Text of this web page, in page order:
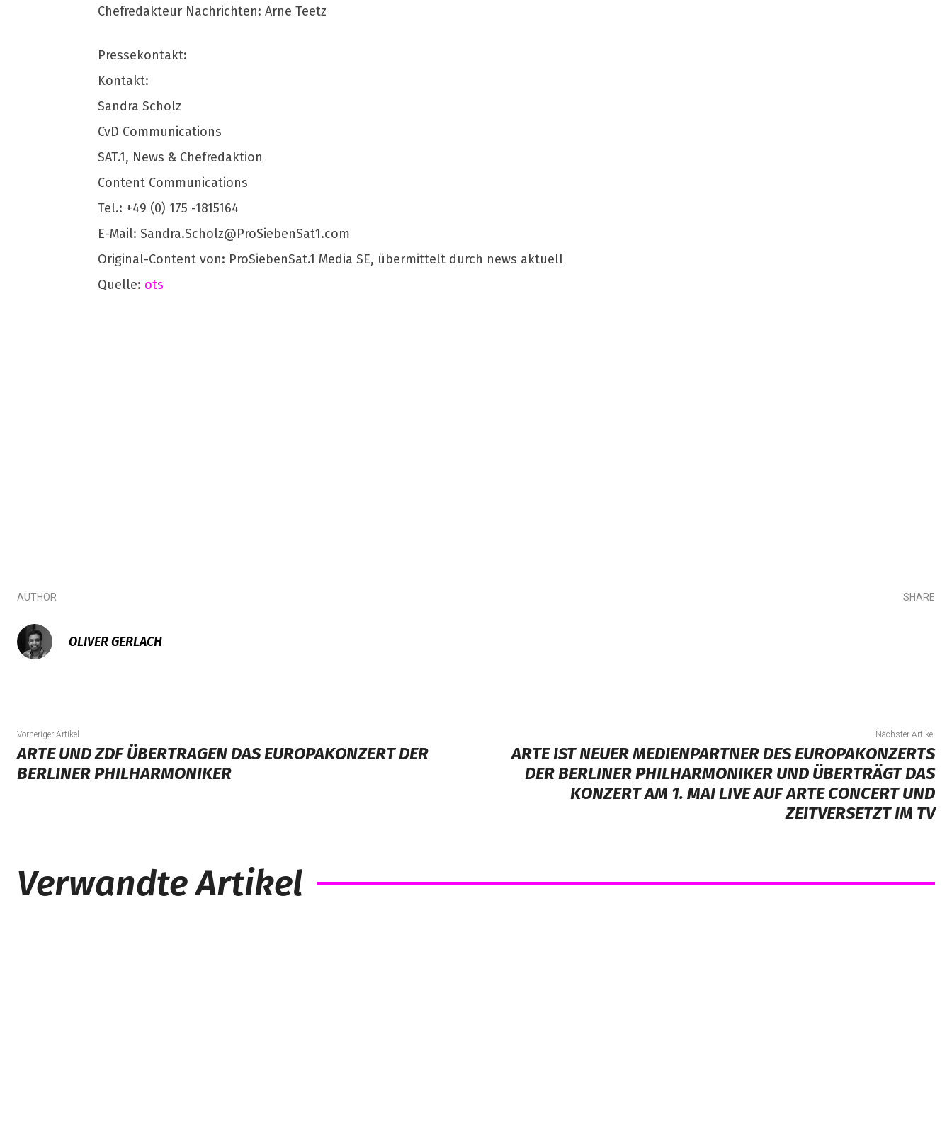
Chefredakteur Nachrichten: Arne Teetz
Pressekontakt:
Kontakt:
Sandra Scholz
CvD Communications
SAT.1, News & Chefredaktion
Content Communications
Tel.: +49 (0) 175 -1815164
E-Mail: Sandra.Scholz@ProSiebenSat1.com
Original-Content von: ProSiebenSat.1 Media SE, übermittelt durch news aktuell
Quelle: ots
AUTHOR
OLIVER GERLACH
SHARE
Vorheriger Artikel
ARTE UND ZDF ÜBERTRAGEN DAS EUROPAKONZERT DER
BERLINER PHILHARMONIKER
Nächster Artikel
ARTE IST NEUER MEDIENPARTNER DES EUROPAKONZERTS
DER BERLINER PHILHARMONIKER UND ÜBERTRÄGT DAS
KONZERT AM 1. MAI LIVE AUF ARTE CONCERT UND
ZEITVERSETZT IM TV
Verwandte Artikel